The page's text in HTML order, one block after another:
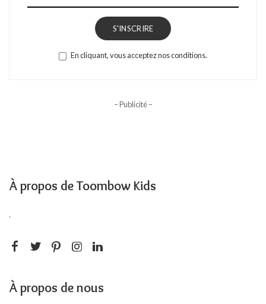
S'INSCRIRE
En cliquant, vous acceptez nos conditions.
– Publicité –
À propos de Toombow Kids
.
À propos de nous